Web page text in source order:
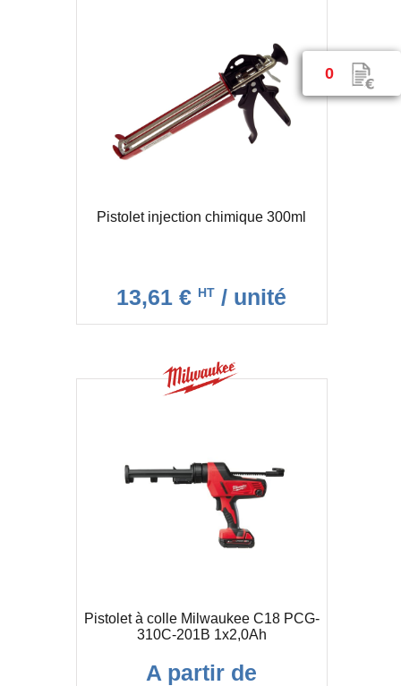
0
Pistolet injection chimique 300ml
13,61 € HT / unité
Pistolet à colle Milwaukee C18 PCG-
310C-201B 1x2,0Ah
A partir de